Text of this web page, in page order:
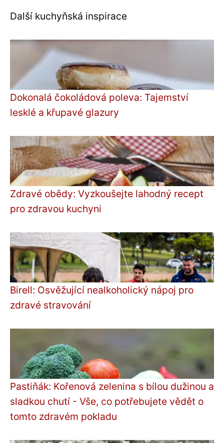
Další kuchyňská inspirace
Dokonalá čokoládová poleva: Tajemství
lesklé a křupavé glazury
Zdravé obědy: Vyzkoušejte lahodný recept
pro zdravou kuchyni
Birell: Osvěžující nealkoholický nápoj pro
zdravé stravování
Pastiňák: Kořenová zelenina s bílou dužinou a
sladkou chutí - Vše, co potřebujete vědět o
tomto zdravém pokladu